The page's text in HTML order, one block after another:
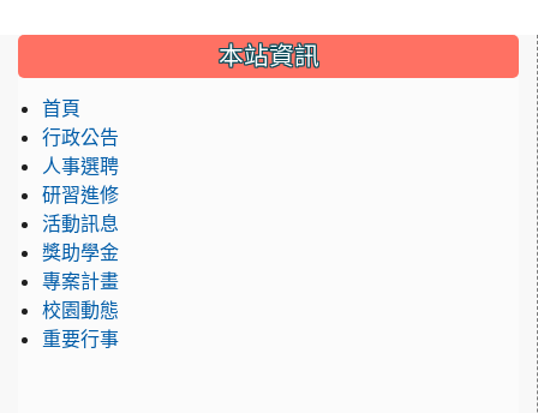
::: 本站資訊
首頁
行政公告
人事選聘
研習進修
活動訊息
獎助學金
專案計畫
校園動態
重要行事